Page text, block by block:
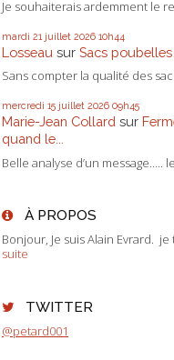
Je souhaiterais ardemment le
mardi 21 juillet 2026 10h44
Losseau sur Sacs poubelles
Sans compter la qualité des
mercredi 15 juillet 2026 09h45
Marie-Jean Collard sur
quand le...
Belle analyse d’un message…..
À PROPOS
Bonjour, Je suis Alain Evrard.
suite
TWITTER
@petard001